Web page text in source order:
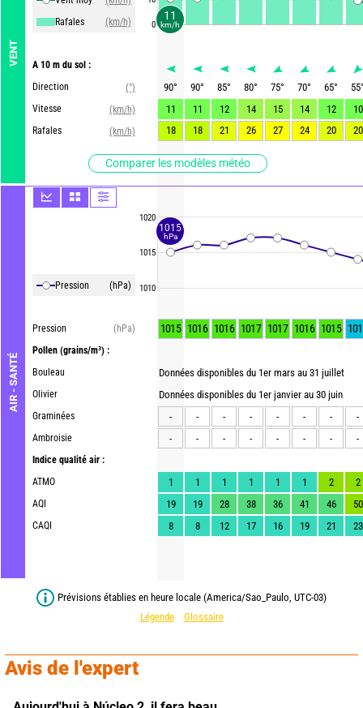
VENT
Rafales
(km/h)
A 10 m du sol :
Direction
(°)
Vitesse
(km/h)
Rafales
(km/h)
Comparer les modèles météo
AIR - SANTÉ
Pression (hPa)
Pression
(hPa)
Pollen (grains/m³) :
Bouleau
Olivier
Graminées
Ambroisie
Indice qualité air :
ATMO
AQI
CAQI
0
1020
1015
1010
90° 90° 85° 80° 75° 70° 65° 55
11
11 12 14 15 14 12
10
18
18 21 26 27 24 20 20
1015 1016 1016 1017 1017 1016 1015
Données disponibles du 1er mars au 31 juillet
Données disponibles du 1er janvier au 30 juin
-
- - - - - -
-
-
- - - - - - -
1 1 1 1 1 1 2
2
19
19 28 38 36 41 46
50
8
8 12 17 16 19 21 23
Prévisions établies en heure locale (America/Sao_Paulo, UTC-03)
Légende
Glossaire
Avis de l'expert
11
km/h
1015
hPa